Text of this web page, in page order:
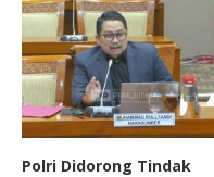
Polri Didorong Tindak